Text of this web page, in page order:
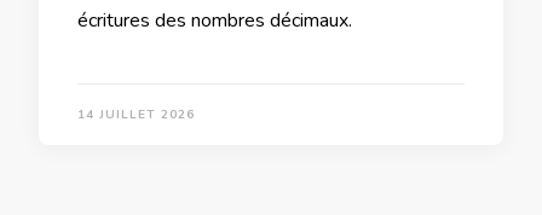
écritures des nombres décimaux.
14 JUILLET 2026